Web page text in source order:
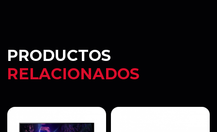
PRODUCTOS
RELACIONADOS